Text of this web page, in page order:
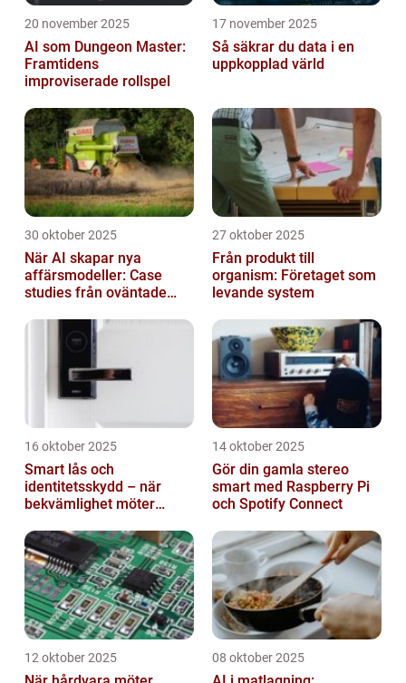
20 november 2025
AI som Dungeon Master:
Framtidens
improviserade rollspel
17 november 2025
Så säkrar du data i en
uppkopplad värld
30 oktober 2025
När AI skapar nya
affärsmodeller: Case
studies från oväntade
27 oktober 2025
Från produkt till
organism: Företaget som
levande system
16 oktober 2025
Smart lås och
identitetsskydd – när
bekvämlighet möter
14 oktober 2025
Gör din gamla stereo
smart med Raspberry Pi
och Spotify Connect
12 oktober 2025 08 oktober 2025